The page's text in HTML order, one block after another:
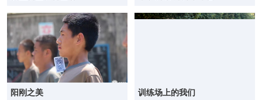
阳刚之美 训练场上的我们